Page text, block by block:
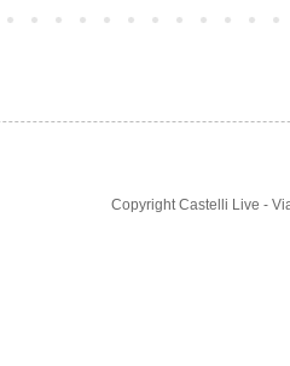
Copyright Castelli Live -